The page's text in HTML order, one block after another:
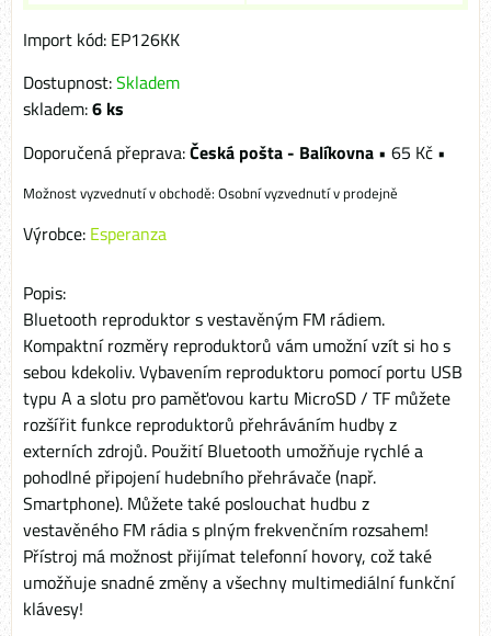
Import kód: EP126KK
Dostupnost:Skladem
skladem:6 ks
Česká pošta - Balíkovna • 65 Kč •
Osobní vyzvednutí v prodejně
Výrobce: Esperanza
Popis:
Bluetooth reproduktor s vestavěným FM rádiem.
Kompaktní rozměry reproduktorů vám umožní vzít si ho s
sebou kdekoliv. Vybavením reproduktoru pomocí portu USB
typu A a slotu pro paměťovou kartu MicroSD / TF můžete
rozšířit funkce reproduktorů přehráváním hudby z
externích zdrojů. Použití Bluetooth umožňuje rychlé a
pohodlné připojení hudebního přehrávače (např.
Smartphone). Můžete také poslouchat hudbu z
vestavěného FM rádia s plným frekvenčním rozsahem!
Přístroj má možnost přijímat telefonní hovory, což také
umožňuje snadné změny a všechny multimediální funkční
klávesy!